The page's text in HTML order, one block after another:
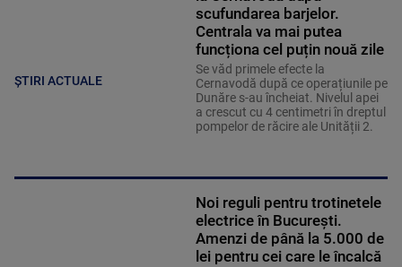
ȘTIRI ACTUALE
scufundarea barjelor.
Centrala va mai putea
funcționa cel puțin nouă zile
Se văd primele efecte la
Cernavodă după ce operațiunile pe
Dunăre s-au încheiat. Nivelul apei
a crescut cu 4 centimetri în dreptul
pompelor de răcire ale Unității 2.
Noi reguli pentru trotinetele
electrice în București.
Amenzi de până la 5.000 de
lei pentru cei care le încalcă